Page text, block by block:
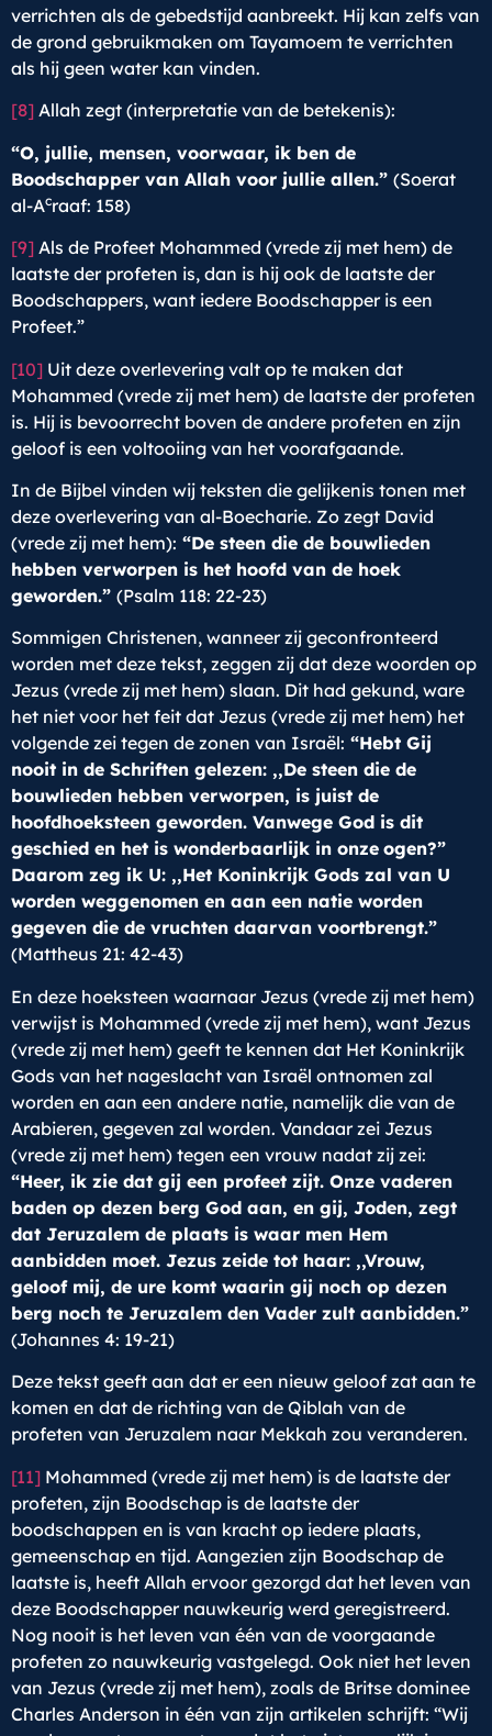
verrichten als de gebedstijd aanbreekt. Hij kan zelfs van
de grond gebruikmaken om Tayamoem te verrichten
als hij geen water kan vinden.
[8] Allah zegt (interpretatie van de betekenis):
“O, jullie, mensen, voorwaar, ik ben de
Boodschapper van Allah voor jullie allen.” (Soerat
al-Acraaf: 158)
[9] Als de Profeet Mohammed (vrede zij met hem) de
laatste der profeten is, dan is hij ook de laatste der
Boodschappers, want iedere Boodschapper is een
Profeet.”
[10] Uit deze overlevering valt op te maken dat
Mohammed (vrede zij met hem) de laatste der profeten
is. Hij is bevoorrecht boven de andere profeten en zijn
geloof is een voltooiing van het voorafgaande.
In de Bijbel vinden wij teksten die gelijkenis tonen met
deze overlevering van al-Boecharie. Zo zegt David
(vrede zij met hem): “De steen die de bouwlieden
hebben verworpen is het hoofd van de hoek
geworden.” (Psalm 118: 22-23)
Sommigen Christenen, wanneer zij geconfronteerd
worden met deze tekst, zeggen zij dat deze woorden op
Jezus (vrede zij met hem) slaan. Dit had gekund, ware
het niet voor het feit dat Jezus (vrede zij met hem) het
volgende zei tegen de zonen van Israël: “Hebt Gij
nooit in de Schriften gelezen: ,,De steen die de
bouwlieden hebben verworpen, is juist de
hoofdhoeksteen geworden. Vanwege God is dit
geschied en het is wonderbaarlijk in onze ogen?”
Daarom zeg ik U: ,,Het Koninkrijk Gods zal van U
worden weggenomen en aan een natie worden
gegeven die de vruchten daarvan voortbrengt.”
(Mattheus 21: 42-43)
En deze hoeksteen waarnaar Jezus (vrede zij met hem)
verwijst is Mohammed (vrede zij met hem), want Jezus
(vrede zij met hem) geeft te kennen dat Het Koninkrijk
Gods van het nageslacht van Israël ontnomen zal
worden en aan een andere natie, namelijk die van de
Arabieren, gegeven zal worden. Vandaar zei Jezus
(vrede zij met hem) tegen een vrouw nadat zij zei:
“Heer, ik zie dat gij een profeet zijt. Onze vaderen
baden op dezen berg God aan, en gij, Joden, zegt
dat Jeruzalem de plaats is waar men Hem
aanbidden moet. Jezus zeide tot haar: ,,Vrouw,
geloof mij, de ure komt waarin gij noch op dezen
berg noch te Jeruzalem den Vader zult aanbidden.”
(Johannes 4: 19-21)
Deze tekst geeft aan dat er een nieuw geloof zat aan te
komen en dat de richting van de Qiblah van de
profeten van Jeruzalem naar Mekkah zou veranderen.
[11] Mohammed (vrede zij met hem) is de laatste der
profeten, zijn Boodschap is de laatste der
boodschappen en is van kracht op iedere plaats,
gemeenschap en tijd. Aangezien zijn Boodschap de
laatste is, heeft Allah ervoor gezorgd dat het leven van
deze Boodschapper nauwkeurig werd geregistreerd.
Nog nooit is het leven van één van de voorgaande
profeten zo nauwkeurig vastgelegd. Ook niet het leven
van Jezus (vrede zij met hem), zoals de Britse dominee
Charles Anderson in één van zijn artikelen schrijft: “Wij